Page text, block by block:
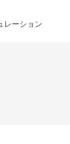
レーション